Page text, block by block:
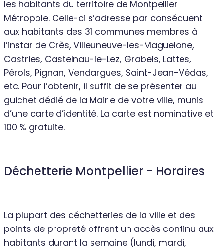
les habitants du territoire de Montpellier
Métropole. Celle-ci s’adresse par conséquent
aux habitants des 31 communes membres à
l’instar de Crès, Villeuneuve-les-Maguelone,
Castries, Castelnau-le-Lez, Grabels, Lattes,
Pérols, Pignan, Vendargues, Saint-Jean-Védas,
etc. Pour l’obtenir, il suffit de se présenter au
guichet dédié de la Mairie de votre ville, munis
d’une carte d’identité. La carte est nominative et
100 % gratuite.
Déchetterie Montpellier - Horaires
La plupart des déchetteries de la ville et des
points de propreté offrent un accès continu aux
habitants durant la semaine (lundi, mardi,